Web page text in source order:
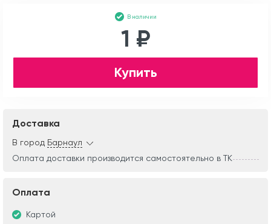
В наличии
1 ₽
Купить
Доставка
В город Барнаул
Оплата доставки производится самостоятельно в ТК
Оплата
Картой